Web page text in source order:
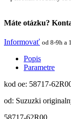
Máte otázku?
Informovať od 8-9h a
Popis
Parametre
kod oe: 58717-
od: Suzuzki
58717-62R00